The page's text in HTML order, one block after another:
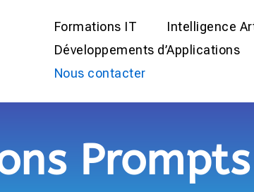
Formations IT Intelligence
Développements d’Applications
Nous contacter